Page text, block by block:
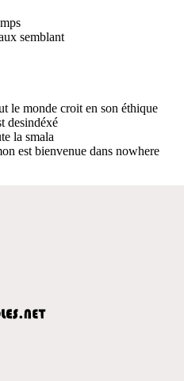
semblant
le monde croit en son éthique
desindéxé
la smala
est bienvenue dans nowhere